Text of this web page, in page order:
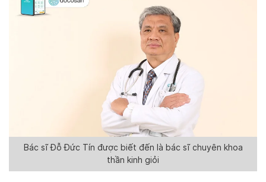
Bác sĩ Đỗ Đức Tín được biết đến là bác sĩ chuyên khoa
thần kinh giỏi